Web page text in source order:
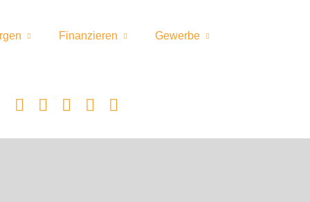
Finanzieren Gewerbe